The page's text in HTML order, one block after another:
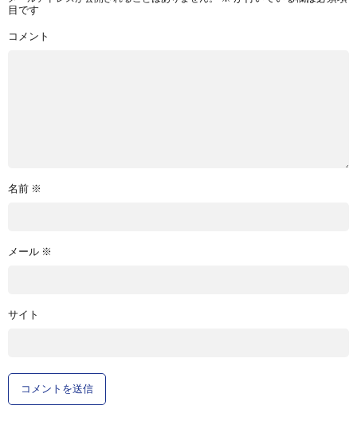
目です
コメント
名前 ※
メール ※
サイト